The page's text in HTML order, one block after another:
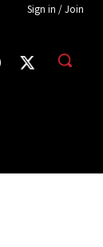
Sign in / Join